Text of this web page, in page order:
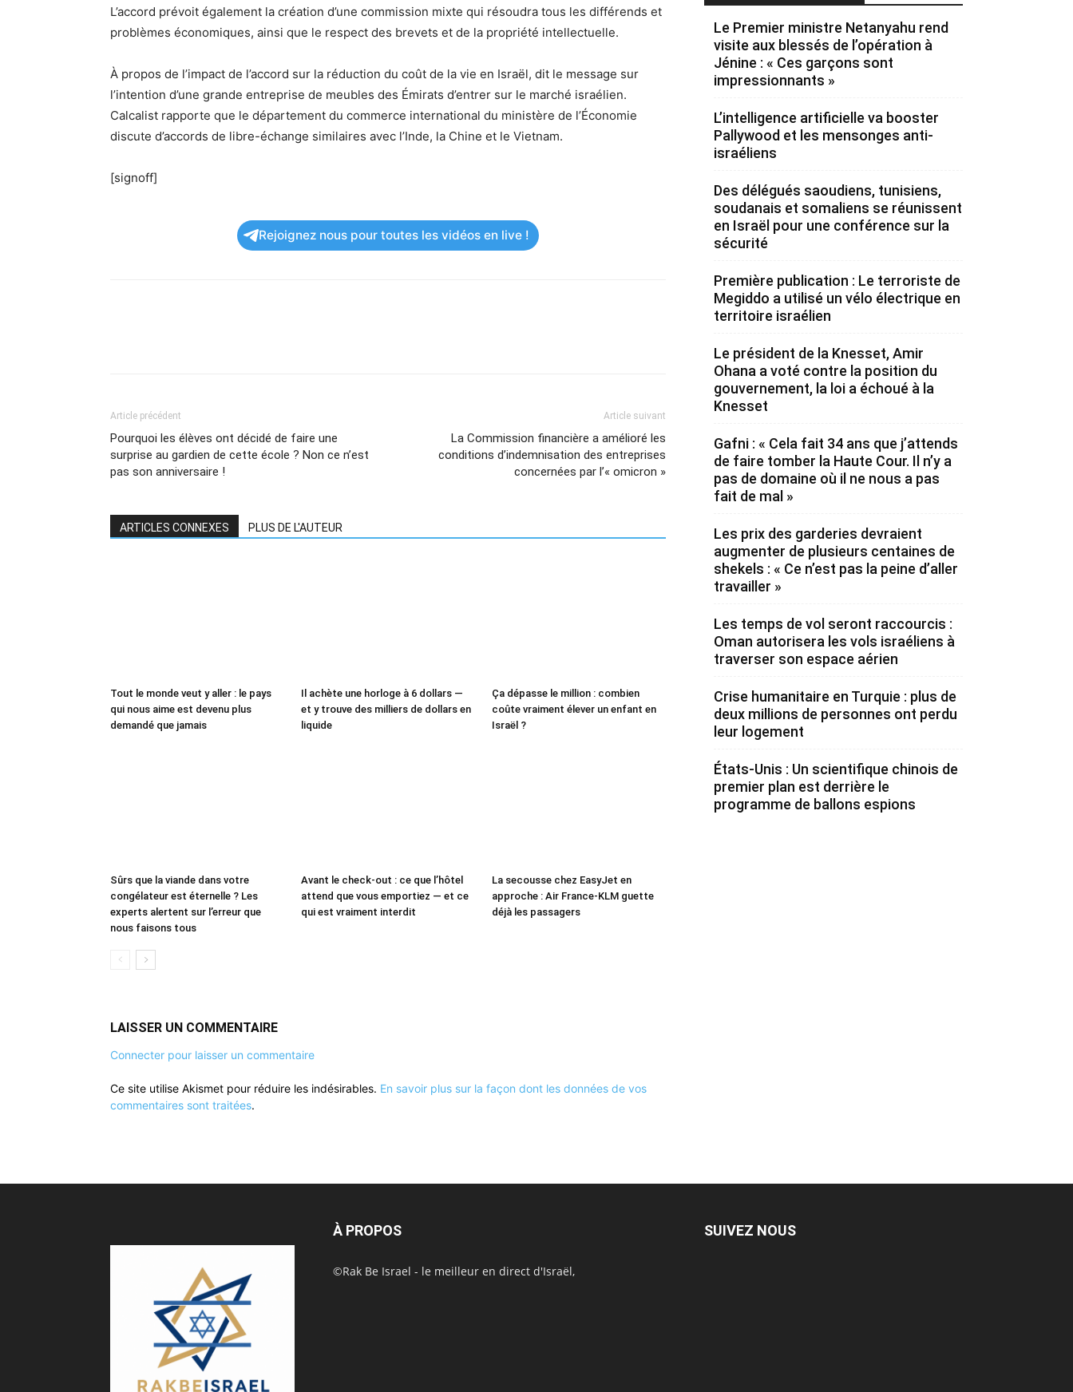
L’accord prévoit également la création d’une commission mixte qui résoudra tous les différends et
problèmes économiques, ainsi que le respect des brevets et de la propriété intellectuelle.
À propos de l’impact de l’accord sur la réduction du coût de la vie en Israël, dit le message sur
l’intention d’une grande entreprise de meubles des Émirats d’entrer sur le marché israélien.
Calcalist rapporte que le département du commerce international du ministère de l’Économie
discute d’accords de libre-échange similaires avec l’Inde, la Chine et le Vietnam.
[signoff]
Rejoignez nous pour toutes les vidéos en live !
Article précédent
Pourquoi les élèves ont décidé de faire une
surprise au gardien de cette école ? Non ce n’est
pas son anniversaire !
Article suivant
La Commission financière a amélioré les
conditions d’indemnisation des entreprises
concernées par l’« omicron »
ARTICLES CONNEXES PLUS DE L'AUTEUR
Tout le monde veut y aller : le pays
qui nous aime est devenu plus
demandé que jamais
Il achète une horloge à 6 dollars —
et y trouve des milliers de dollars en
liquide
Ça dépasse le million : combien
coûte vraiment élever un enfant en
Israël ?
Sûrs que la viande dans votre
congélateur est éternelle ? Les
experts alertent sur l’erreur que
nous faisons tous
Avant le check-out : ce que l’hôtel
attend que vous emportiez — et ce
qui est vraiment interdit
La secousse chez EasyJet en
approche : Air France-KLM guette
déjà les passagers
LAISSER UN COMMENTAIRE
Connecter pour laisser un commentaire
Ce site utilise Akismet pour réduire les indésirables. En savoir plus sur la façon dont les données de vos
commentaires sont traitées.
Le Premier ministre Netanyahu rend
visite aux blessés de l’opération à
Jénine : « Ces garçons sont
impressionnants »
L’intelligence artificielle va booster
Pallywood et les mensonges anti-
israéliens
Des délégués saoudiens, tunisiens,
soudanais et somaliens se réunissent
en Israël pour une conférence sur la
sécurité
Première publication : Le terroriste de
Megiddo a utilisé un vélo électrique en
territoire israélien
Le président de la Knesset, Amir
Ohana a voté contre la position du
gouvernement, la loi a échoué à la
Knesset
Gafni : « Cela fait 34 ans que j’attends
de faire tomber la Haute Cour. Il n’y a
pas de domaine où il ne nous a pas
fait de mal »
Les prix des garderies devraient
augmenter de plusieurs centaines de
shekels : « Ce n’est pas la peine d’aller
travailler »
Les temps de vol seront raccourcis :
Oman autorisera les vols israéliens à
traverser son espace aérien
Crise humanitaire en Turquie : plus de
deux millions de personnes ont perdu
leur logement
États-Unis : Un scientifique chinois de
premier plan est derrière le
programme de ballons espions
À PROPOS
©Rak Be Israel - le meilleur en direct d'Israël,
SUIVEZ NOUS